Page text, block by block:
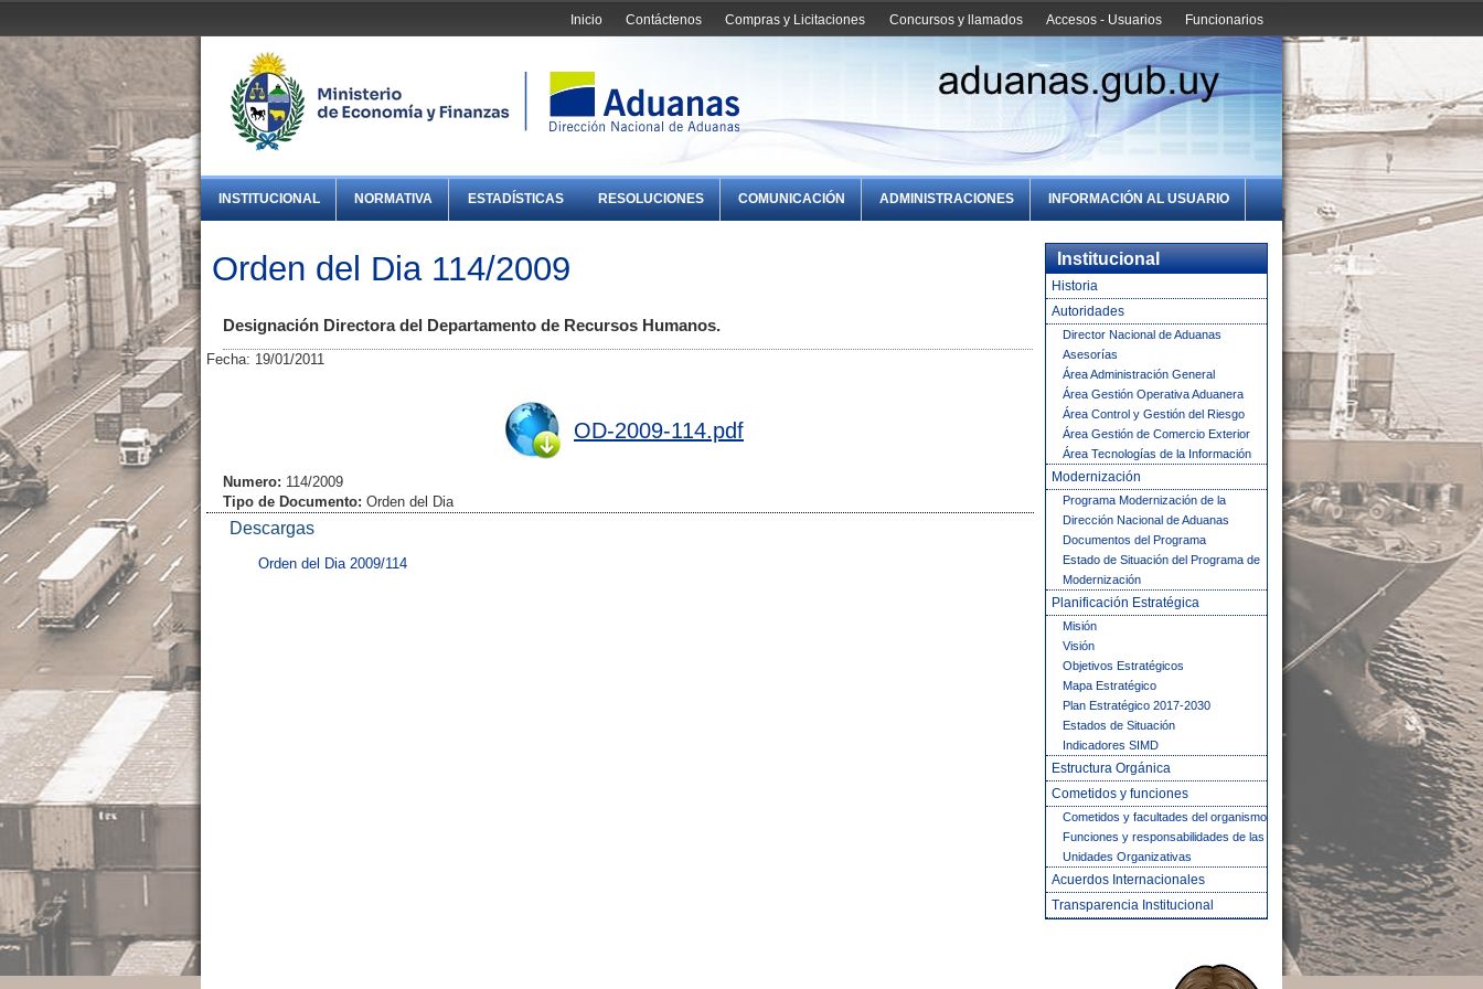
Funcionarios
Accesos - Usuarios
Concursos y llamados
Compras y Licitaciones
Contáctenos
Inicio
INSTITUCIONAL NORMATIVA ESTADÍSTICAS RESOLUCIONES COMUNICACIÓN ADMINISTRACIONES INFORMACIÓN AL USUARIO
Orden del Dia 114/2009
Designación Directora del Departamento de Recursos Humanos.
Fecha: 19/01/2011
OD-2009-114.pdf
Numero: 114/2009
Tipo de Documento: Orden del Dia
Descargas
Orden del Dia 2009/114
Institucional
Historia
Autoridades
Director Nacional de Aduanas
Asesorías
Área Administración General
Área Gestión Operativa Aduanera
Área Control y Gestión del Riesgo
Área Gestión de Comercio Exterior
Área Tecnologías de la Información
Modernización
Programa Modernización de la
Dirección Nacional de Aduanas
Documentos del Programa
Estado de Situación del Programa de
Modernización
Planificación Estratégica
Misión
Visión
Objetivos Estratégicos
Mapa Estratégico
Plan Estratégico 2017-2030
Estados de Situación
Indicadores SIMD
Estructura Orgánica
Cometidos y funciones
Cometidos y facultades del organismo
Funciones y responsabilidades de las
Unidades Organizativas
Acuerdos Internacionales
Transparencia Institucional